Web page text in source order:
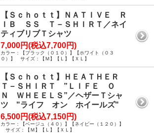
【Ｓｃｈｏｔｔ】ＮＡＴＩＶＥ Ｒ
ＩＢ ＳＳ Ｔ－ＳＨＩＲＴ／ネイ
ティブリブＴシャツ
7,000円(税込7,700円)
カラー：【ブラック（０１０）】【ホワイト（０３
０）】 サイズ：【Ｍ】【Ｌ】【ＸＬ】
【Ｓｃｈｏｔｔ】ＨＥＡＴＨＥＲ
Ｔ－ＳＨＩＲＴ ”ＬＩＦＥ Ｏ
Ｎ ＷＨＥＥＬＳ”／ヘザーＴシャ
ツ "ライフ オン ホイールズ"
6,500円(税込7,150円)
カラー：【ベージュ（４０）】【ネイビー（１２０）】
サイズ：【Ｍ】【Ｌ】【ＸＬ】